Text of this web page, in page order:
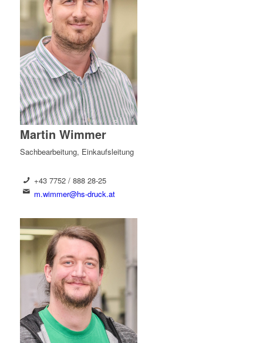
Martin Wimmer
Sachbearbeitung, Einkaufsleitung
+43 7752 / 888 28-25
m.wimmer@hs-druck.at